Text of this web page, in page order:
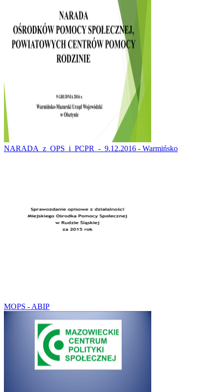
NARADA_z_OPS_i_PCPR_-_9.12.2016 - Warmińsko
MOPS - ABIP